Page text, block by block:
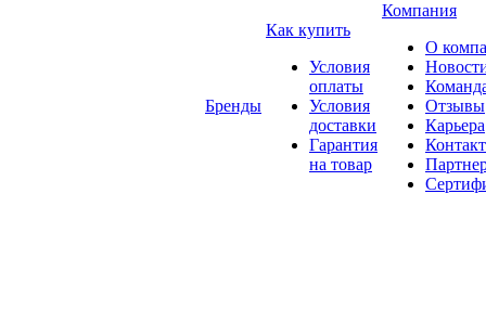
Бренды
Как купить
Условия
оплаты
Условия
доставки
Гарантия
на товар
Компания
О
Отзывы
Карьера